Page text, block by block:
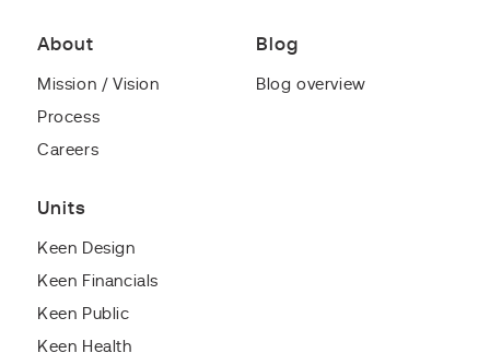
About
Mission / Vision
Process
Careers
Blog
Blog overview
Units
Keen Design
Keen Financials
Keen Public
Keen Health